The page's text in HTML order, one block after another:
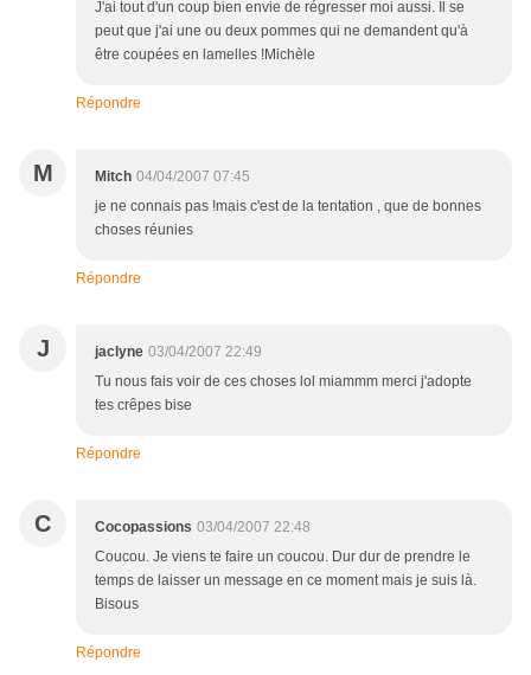
J'ai tout d'un coup bien envie de régresser moi aussi. Il se
peut que j'ai une ou deux pommes qui ne demandent qu'à
être coupées en lamelles !Michèle
Répondre
M Mitch 04/04/2007 07:45
je ne connais pas !mais c'est de la tentation , que de bonnes
choses réunies
Répondre
J jaclyne 03/04/2007 22:49
Tu nous fais voir de ces choses lol miammm merci j'adopte
tes crêpes bise
Répondre
C Cocopassions 03/04/2007 22:48
Coucou. Je viens te faire un coucou. Dur dur de prendre le
temps de laisser un message en ce moment mais je suis là.
Bisous
Répondre